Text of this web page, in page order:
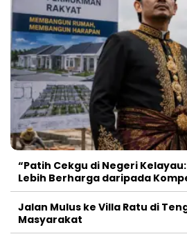
“Patih Cekgu di Negeri
Lebih Berharga daripada
Jalan Mulus ke Villa Ratu di
Masyarakat